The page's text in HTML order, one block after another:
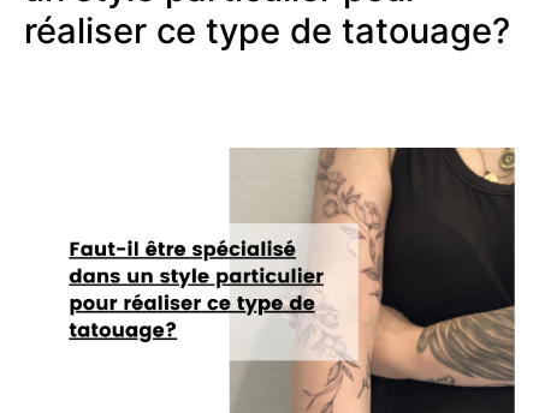
réaliser ce type de tatouage?